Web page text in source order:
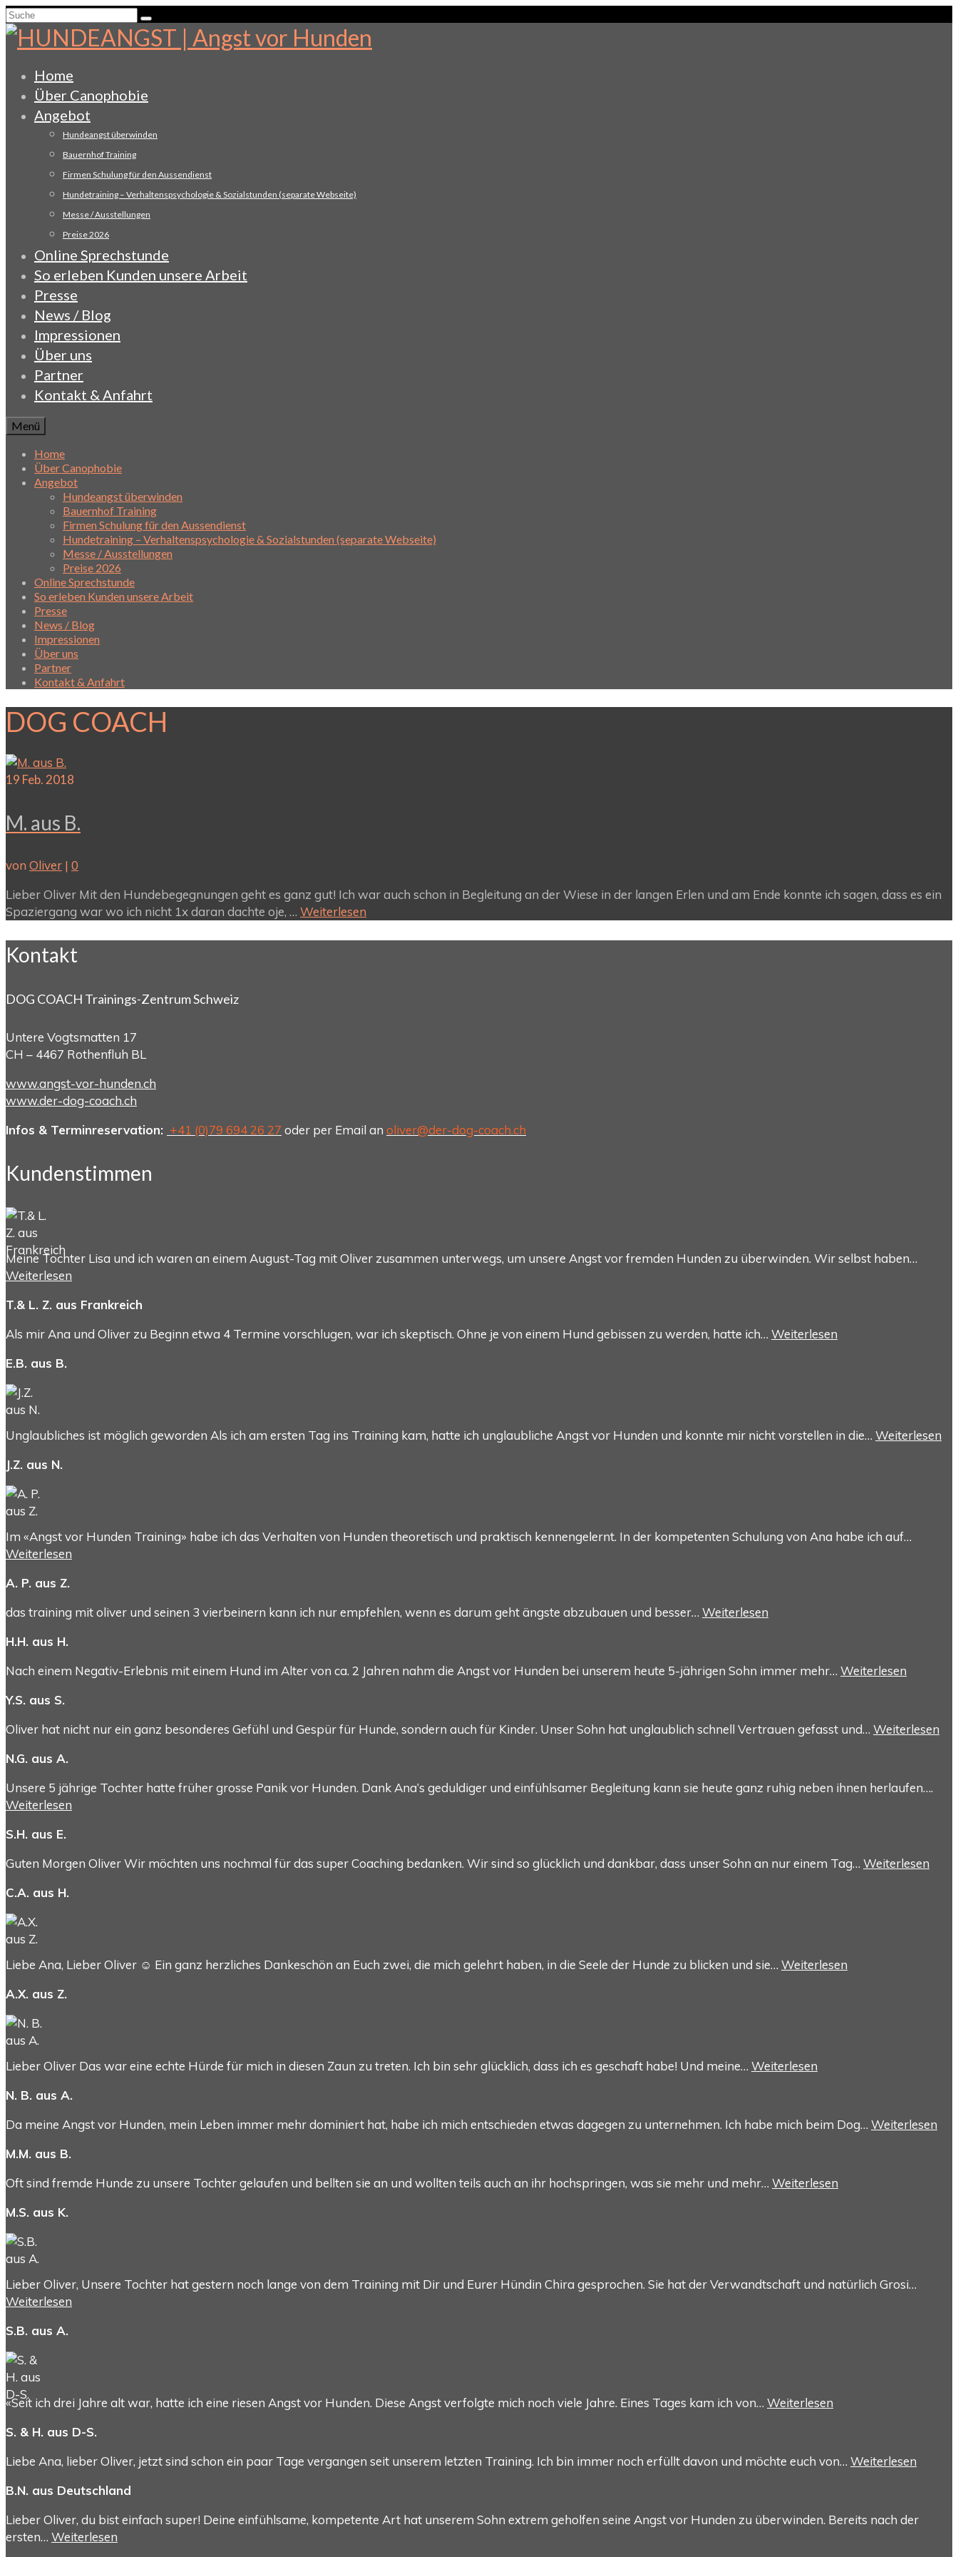
Suche
nach:
Home
Über Canophobie
Angebot
Hundeangst überwinden
Bauernhof Training
Firmen Schulung für den Aussendienst
Hundetraining – Verhaltenspsychologie & Sozialstunden (separate Webseite)
Messe / Ausstellungen
Preise 2026
Online Sprechstunde
So erleben Kunden unsere Arbeit
Presse
News / Blog
Impressionen
Über uns
Partner
Kontakt & Anfahrt
Menü
Home
Über Canophobie
Angebot
Hundeangst überwinden
Bauernhof Training
Firmen Schulung für den Aussendienst
Hundetraining – Verhaltenspsychologie & Sozialstunden (separate Webseite)
Messe / Ausstellungen
Preise 2026
Online Sprechstunde
So erleben Kunden unsere Arbeit
Presse
News / Blog
Impressionen
Über uns
Partner
Kontakt & Anfahrt
DOG COACH
19 Feb. 2018
M. aus B.
von Oliver | 0
Lieber Oliver Mit den Hundebegegnungen geht es ganz gut! Ich war auch schon in Begleitung an der Wiese in der langen Erlen und am Ende konnte ich sagen, dass es ein
Spaziergang war wo ich nicht 1x daran dachte oje, … Weiterlesen
Kontakt
DOG COACH Trainings-Zentrum Schweiz
Untere Vogtsmatten 17
CH – 4467 Rothenfluh BL
www.angst-vor-hunden.ch
www.der-dog-coach.ch
Infos & Terminreservation: +41 (0)79 694 26 27 oder per Email an oliver@der-dog-coach.ch
Kundenstimmen
Meine Tochter Lisa und ich waren an einem August-Tag mit Oliver zusammen unterwegs, um unsere Angst vor fremden Hunden zu überwinden. Wir selbst haben…
Weiterlesen
T.& L. Z. aus Frankreich
Als mir Ana und Oliver zu Beginn etwa 4 Termine vorschlugen, war ich skeptisch. Ohne je von einem Hund gebissen zu werden, hatte ich… Weiterlesen
E.B. aus B.
Unglaubliches ist möglich geworden Als ich am ersten Tag ins Training kam, hatte ich unglaubliche Angst vor Hunden und konnte mir nicht vorstellen in die… Weiterlesen
J.Z. aus N.
Im «Angst vor Hunden Training» habe ich das Verhalten von Hunden theoretisch und praktisch kennengelernt. In der kompetenten Schulung von Ana habe ich auf…
Weiterlesen
A. P. aus Z.
das training mit oliver und seinen 3 vierbeinern kann ich nur empfehlen, wenn es darum geht ängste abzubauen und besser… Weiterlesen
H.H. aus H.
Nach einem Negativ-Erlebnis mit einem Hund im Alter von ca. 2 Jahren nahm die Angst vor Hunden bei unserem heute 5-jährigen Sohn immer mehr… Weiterlesen
Y.S. aus S.
Oliver hat nicht nur ein ganz besonderes Gefühl und Gespür für Hunde, sondern auch für Kinder. Unser Sohn hat unglaublich schnell Vertrauen gefasst und… Weiterlesen
N.G. aus A.
Unsere 5 jährige Tochter hatte früher grosse Panik vor Hunden. Dank Ana’s geduldiger und einfühlsamer Begleitung kann sie heute ganz ruhig neben ihnen herlaufen….
Weiterlesen
S.H. aus E.
Guten Morgen Oliver Wir möchten uns nochmal für das super Coaching bedanken. Wir sind so glücklich und dankbar, dass unser Sohn an nur einem Tag… Weiterlesen
C.A. aus H.
Liebe Ana, Lieber Oliver ☺️ Ein ganz herzliches Dankeschön an Euch zwei, die mich gelehrt haben, in die Seele der Hunde zu blicken und sie… Weiterlesen
A.X. aus Z.
Lieber Oliver Das war eine echte Hürde für mich in diesen Zaun zu treten. Ich bin sehr glücklich, dass ich es geschaft habe! Und meine… Weiterlesen
N. B. aus A.
Da meine Angst vor Hunden, mein Leben immer mehr dominiert hat, habe ich mich entschieden etwas dagegen zu unternehmen. Ich habe mich beim Dog… Weiterlesen
M.M. aus B.
Oft sind fremde Hunde zu unsere Tochter gelaufen und bellten sie an und wollten teils auch an ihr hochspringen, was sie mehr und mehr… Weiterlesen
M.S. aus K.
Lieber Oliver, Unsere Tochter hat gestern noch lange von dem Training mit Dir und Eurer Hündin Chira gesprochen. Sie hat der Verwandtschaft und natürlich Grosi…
Weiterlesen
S.B. aus A.
«Seit ich drei Jahre alt war, hatte ich eine riesen Angst vor Hunden. Diese Angst verfolgte mich noch viele Jahre. Eines Tages kam ich von… Weiterlesen
S. & H. aus D-S.
Liebe Ana, lieber Oliver, jetzt sind schon ein paar Tage vergangen seit unserem letzten Training. Ich bin immer noch erfüllt davon und möchte euch von… Weiterlesen
B.N. aus Deutschland
Lieber Oliver, du bist einfach super! Deine einfühlsame, kompetente Art hat unserem Sohn extrem geholfen seine Angst vor Hunden zu überwinden. Bereits nach der
ersten… Weiterlesen